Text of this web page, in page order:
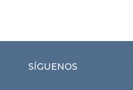
SÍGUENOS